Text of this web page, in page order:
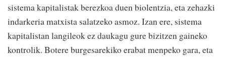
sistema kapitalistak berezkoa duen biolentzia, eta zehazki
indarkeria matxista salatzeko asmoz. Izan ere, sistema
kapitalistan langileok ez daukagu gure bizitzen gaineko
kontrolik. Botere burgesarekiko erabat menpeko gara, eta